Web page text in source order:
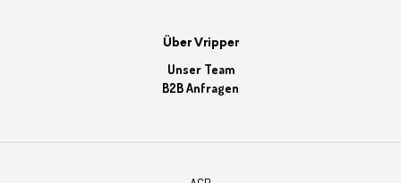
Über Vripper
Unser Team
B2B Anfragen